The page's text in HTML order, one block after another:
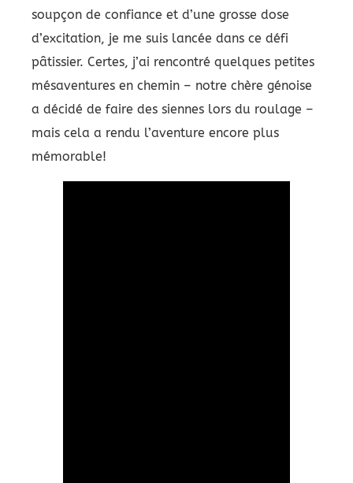
soupçon de confiance et d’une grosse dose
d’excitation, je me suis lancée dans ce défi
pâtissier. Certes, j’ai rencontré quelques petites
mésaventures en chemin – notre chère génoise
a décidé de faire des siennes lors du roulage –
mais cela a rendu l’aventure encore plus
mémorable!